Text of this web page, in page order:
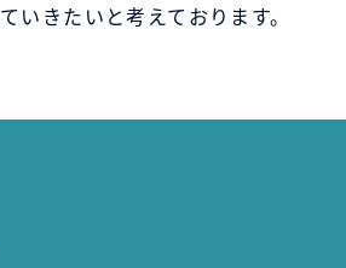
ていきたいと考えております。